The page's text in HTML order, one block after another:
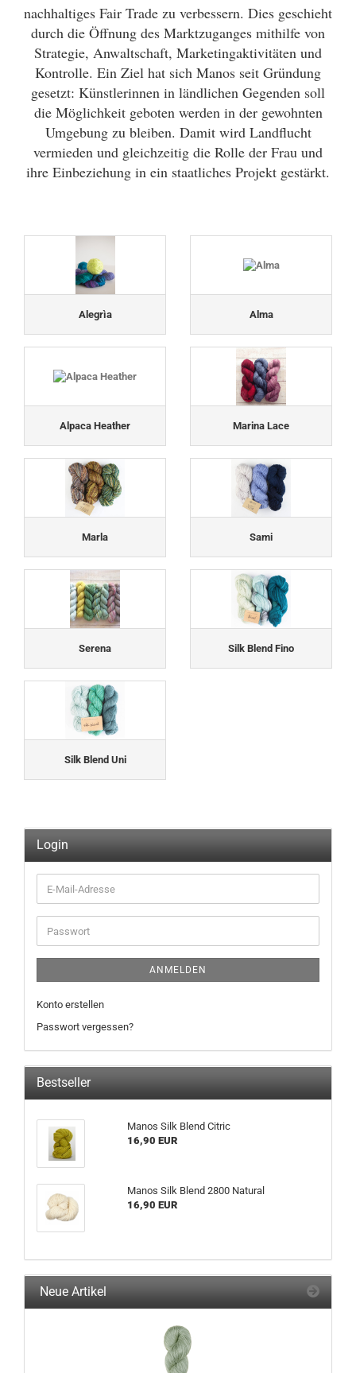
nachhaltiges Fair Trade zu verbessern. Dies geschieht
durch die Öffnung des Marktzuganges mithilfe von
Strategie, Anwaltschaft, Marketingaktivitäten und
Kontrolle. Ein Ziel hat sich Manos seit Gründung
gesetzt: Künstlerinnen in ländlichen Gegenden soll
die Möglichkeit geboten werden in der gewohnten
Umgebung zu bleiben. Damit wird Landflucht
vermieden und gleichzeitig die Rolle der Frau und
ihre Einbeziehung in ein staatliches Projekt gestärkt.
Alegrìa Alma
Alpaca Heather Marina Lace
Marla Sami
Serena Silk Blend Fino
Silk Blend Uni
Login
E-
Mail-
Adresse
Passwort
ANMELDEN
Konto erstellen
Passwort vergessen?
Bestseller
Manos Silk Blend Citric
16,90 EUR
Manos Silk Blend 2800 Natural
16,90 EUR
Neue Artikel